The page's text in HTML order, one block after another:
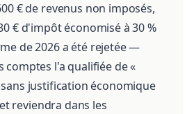
€ de revenus non imposés,
€ d'impôt économisé à 30 %
de 2026 a été rejetée —
comptes l'a qualifiée de «
justification économique
reviendra dans les